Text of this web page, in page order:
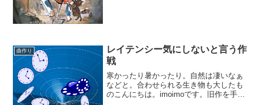
曲作り
レイテンシー気にしないと言う作
戦
寒かったり暑かったり。自然は凄いなぁ
などと。合わせられる生き物も大したも
のこんにちは。imoimoです。旧作を手直